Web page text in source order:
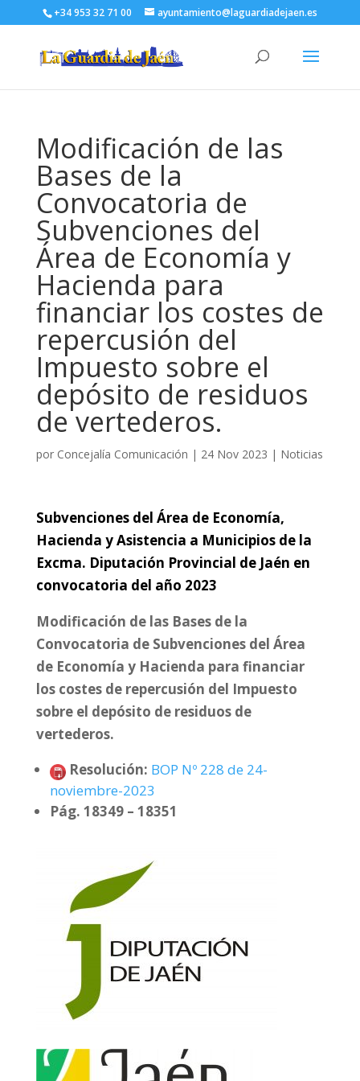
+34 953 32 71 00 ayuntamiento@laguardiadejaen.es
Modificación de las
Bases de la
Convocatoria de
Subvenciones del
Área de Economía y
Hacienda para
financiar los costes de
repercusión del
Impuesto sobre el
depósito de residuos
de vertederos.
por Concejalía Comunicación | 24 Nov 2023 | Noticias
Subvenciones del Área de Economía,
Hacienda y Asistencia a Municipios de la
Excma. Diputación Provincial de Jaén en
convocatoria del año 2023
Modificación de las Bases de la
Convocatoria de Subvenciones del Área
de Economía y Hacienda para financiar
los costes de repercusión del Impuesto
sobre el depósito de residuos de
vertederos.
Resolución: BOP Nº 228 de 24-
noviembre-2023
Pág. 18349 – 18351